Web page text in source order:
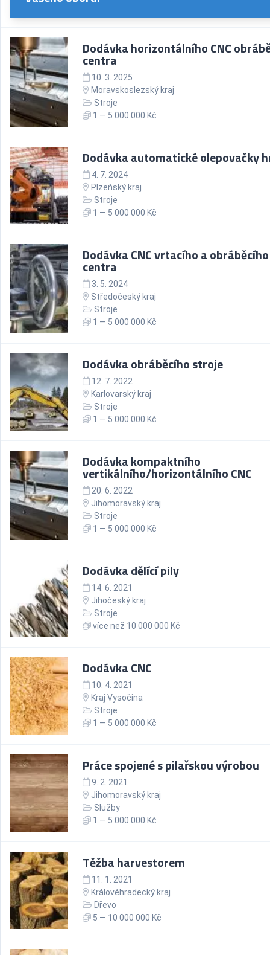
Dodávka horizontálního CNC
centra
10. 3. 2025
Moravskoslezský kraj
Stroje
1 — 5 000 000 Kč
Dodávka automatické olepovačky
4. 7. 2024
Plzeňský kraj
Stroje
1 — 5 000 000 Kč
Dodávka CNC vrtacího a obráběcího
centra
3. 5. 2024
Středočeský kraj
Stroje
1 — 5 000 000 Kč
Dodávka obráběcího stroje
12. 7. 2022
Karlovarský kraj
Stroje
1 — 5 000 000 Kč
Dodávka kompaktního
vertikálního/horizontálního CNC
20. 6. 2022
Jihomoravský kraj
Stroje
1 — 5 000 000 Kč
Dodávka dělící pily
14. 6. 2021
Jihočeský kraj
Stroje
více než 10 000 000 Kč
Dodávka CNC
10. 4. 2021
Kraj Vysočina
Stroje
1 — 5 000 000 Kč
Práce spojené s pilařskou výrobou
9. 2. 2021
Jihomoravský kraj
Služby
1 — 5 000 000 Kč
Těžba harvestorem
11. 1. 2021
Královéhradecký kraj
Dřevo
5 — 10 000 000 Kč